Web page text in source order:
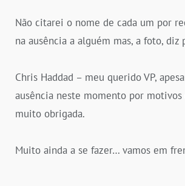
Não citarei o nome de cada um por
na ausência a alguém mas, a foto, diz
Chris Haddad – meu querido VP,
ausência neste momento por motivos
muito obrigada.
Muito ainda a se fazer… vamos em